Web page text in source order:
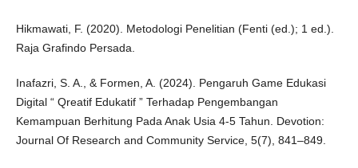
Hikmawati, F. (2020). Metodologi Penelitian (Fenti (ed.); 1 ed.).
Raja Grafindo Persada.
Inafazri, S. A., & Formen, A. (2024). Pengaruh Game Edukasi
Digital “ Qreatif Edukatif ” Terhadap Pengembangan
Kemampuan Berhitung Pada Anak Usia 4-5 Tahun. Devotion:
Journal Of Research and Community Service, 5(7), 841–849.